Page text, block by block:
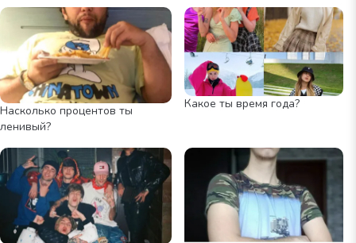
Насколько процентов ты
ленивый?
Какое ты время года?
ИСТОЧНИК:
https://www.vokrug.tv